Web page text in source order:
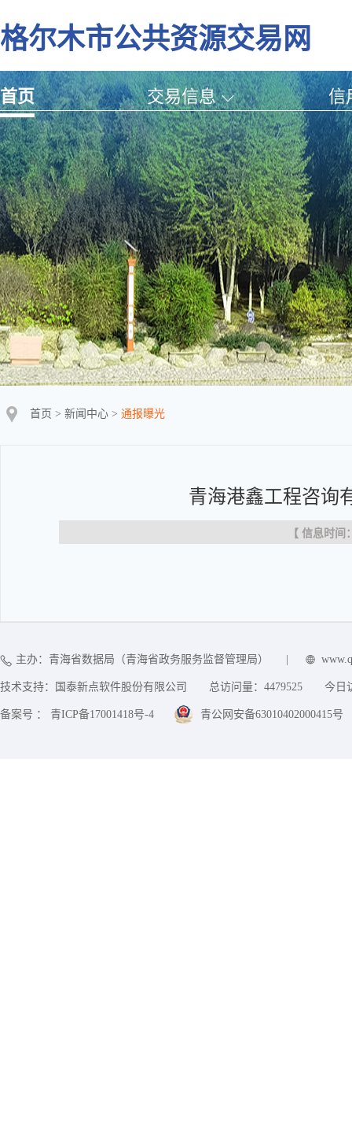
格尔木市公共资源交易网
首页 交易信息 信
首页 > 新闻中心 > 通报曝光
青海港鑫工程咨询
【 信息时间
主办：青海省数据局（青海省政务服务监督管理局）
技术支持：国泰新点软件股份有限公司 总访问量： 4479525 今日
备案号 ： 青ICP备17001418号-4 青公网安备63010402000415号